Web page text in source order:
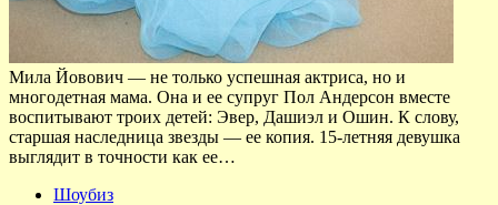
Мила Йовович — не только успешная актриса, но и
многодетная мама. Она и ее супруг Пол Андерсон вместе
воспитывают троих детей: Эвер, Дашиэл и Ошин. К слову,
старшая наследница звезды — ее копия. 15-летняя девушка
выглядит в точности как ее…
Шоубиз